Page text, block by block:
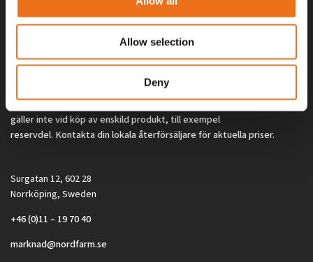
Allow selection
Deny
Alla priser på tillbehör och tillval gäller vid köp av ny maskin. Priserna
gäller inte vid köp av enskild produkt, till exempel
reservdel. Kontakta din lokala återförsäljare för aktuella priser.
Surgatan 12, 602 28
Norrköping, Sweden
+46 (0)11 – 19 70 40
marknad@nordfarm.se